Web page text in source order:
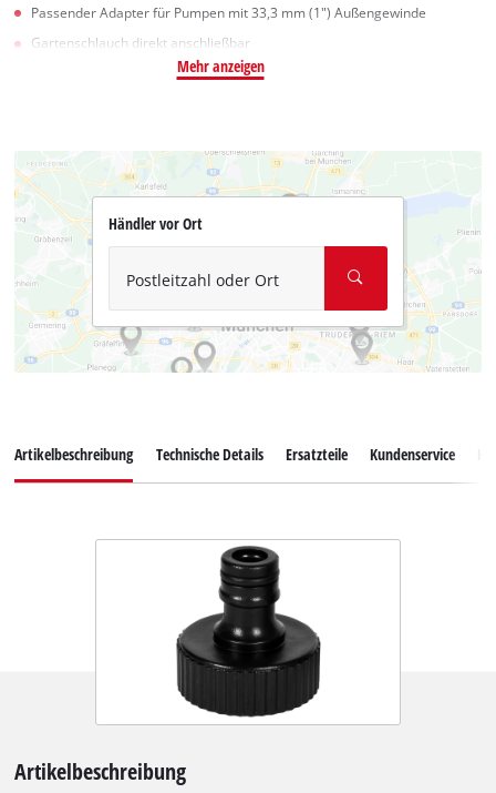
Passender Adapter für Pumpen mit 33,3 mm (1") Außengewinde
Gartenschlauch direkt anschließbar
Mehr anzeigen
Händler vor Ort
Postleitzahl oder Ort
Artikelbeschreibung Technische Details Ersatzteile Kundenservice
Artikelbeschreibung